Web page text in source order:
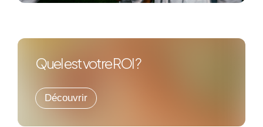
Quel est votre ROI ?
Découvrir